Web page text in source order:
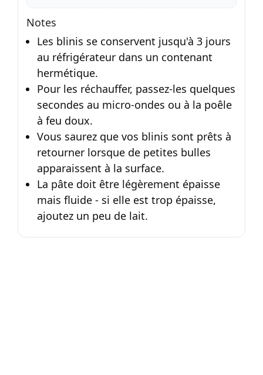
Notes
Les blinis se conservent jusqu'à 3 jours
au réfrigérateur dans un contenant
hermétique.
Pour les réchauffer, passez-les quelques
secondes au micro-ondes ou à la poêle
à feu doux.
Vous saurez que vos blinis sont prêts à
retourner lorsque de petites bulles
apparaissent à la surface.
La pâte doit être légèrement épaisse
mais fluide - si elle est trop épaisse,
ajoutez un peu de lait.